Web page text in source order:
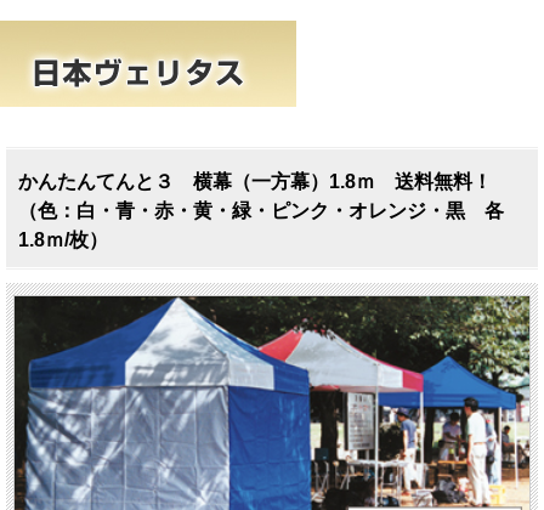
かんたんてんと３ 横幕（一方幕）1.8ｍ 送料無料！
（色：白・青・赤・黄・緑・ピンク・オレンジ・黒 各
1.8ｍ/枚）